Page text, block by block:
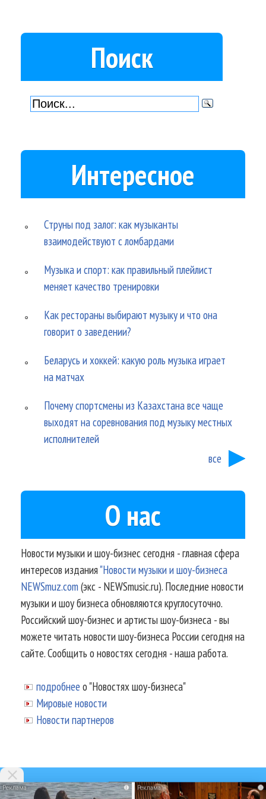
Поиск
Интересное
Струны под залог: как музыканты
взаимодействуют с ломбардами
Музыка и спорт: как правильный плейлист
меняет качество тренировки
Как рестораны выбирают музыку и что она
говорит о заведении?
Беларусь и хоккей: какую роль музыка играет
на матчах
Почему спортсмены из Казахстана все чаще
выходят на соревнования под музыку местных
исполнителей
все
О нас
Новости музыки и шоу-бизнес сегодня - главная сфера
интересов издания"Новости музыки и шоу-бизнеса
NEWSmuz.com(экс - NEWSmusic.ru). Последние новости
музыки и шоу бизнеса обновляются круглосуточно.
Российский шоу-бизнес и артисты шоу-бизнеса - вы
можете читать новости шоу-бизнеса России сегодня на
сайте. Сообщить о новостях сегодня - наша работа.
подробнее о "Новостях шоу-бизнеса"
Мировые новости
Новости партнеров
i i